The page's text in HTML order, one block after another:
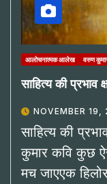
आलोचनात्मक आलेख वरुण
साहित्य की प्रभाव
NOVEMBER 19,
साहित्य की
कुमार कवि कुछ
मच जाएएक